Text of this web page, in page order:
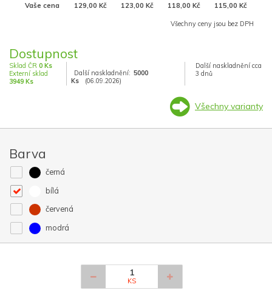
Vaše cena 129,00 Kč 123,00 Kč 118,00 Kč 115,00 Kč
Všechny ceny jsou bez DPH
Dostupnost
Sklad ČR 0 Ks
Externí sklad
3949 Ks
Další naskladnění: 5000
Ks
(06.09.2026)
Další naskladnění cca
3 dnů
Všechny varianty
Barva
černá
bílá
červená
modrá
KS